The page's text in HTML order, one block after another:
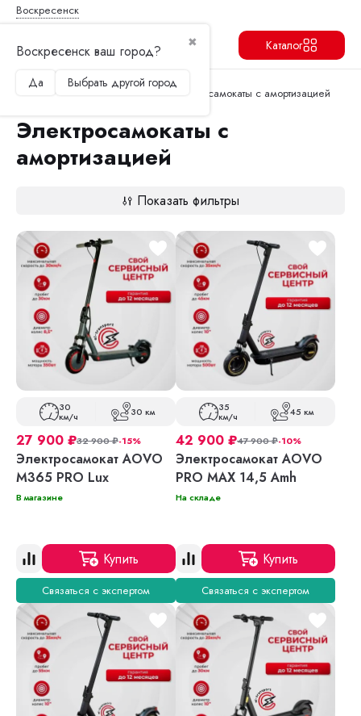
Воскресенск
✖
Воскресенск ваш город?
Да Выбрать другой город
Каталог
Главная Электросамокаты Электросамокаты с амортизацией
Электросамокаты с
амортизацией
Показать фильтры
30
км/ч 30 км
27 900 ₽32 900₽-15%
Электросамокат AOVO
M365 PRO Lux
В магазине
Купить
Связаться с экспертом
35
км/ч 45 км
42 900 ₽47 900₽-10%
Электросамокат AOVO
PRO MAX 14,5 Amh
На складе
Купить
Связаться с экспертом
Продолжить Перейти в корзину